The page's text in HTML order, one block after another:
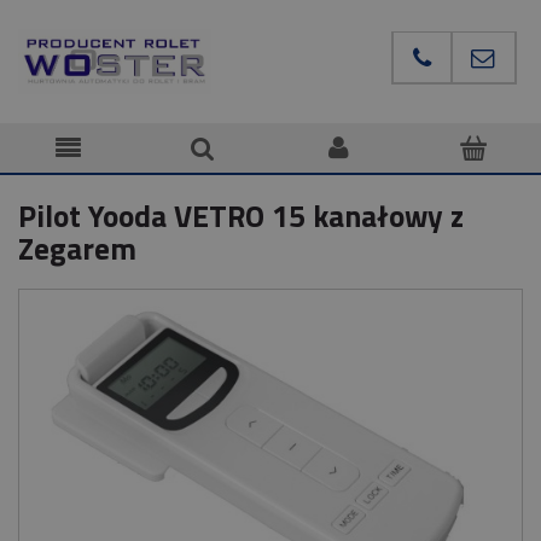
Pilot Yooda VETRO 15 kanałowy z
Zegarem